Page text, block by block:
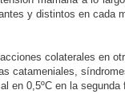
y distintos en cada
colaterales en
catameniales,
en 0,5ºC en la segunda